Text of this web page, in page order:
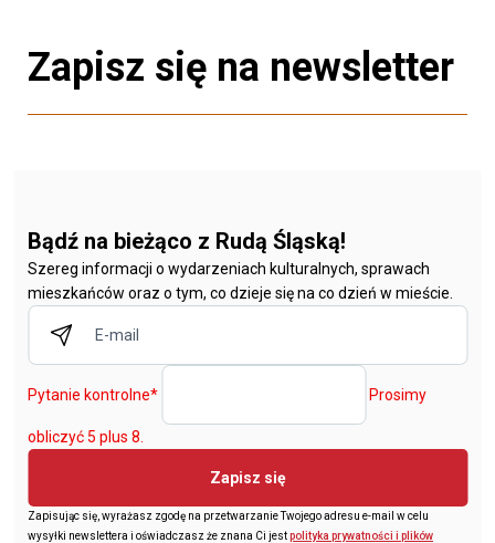
Zapisz się na newsletter
Bądź na bieżąco z Rudą Śląską!
Szereg informacji o wydarzeniach kulturalnych, sprawach
mieszkańców oraz o tym, co dzieje się na co dzień w mieście.
Pytanie kontrolne* Prosimy
obliczyć 5 plus 8.
Zapisz się
Zapisując się, wyrażasz zgodę na przetwarzanie Twojego adresu e-mail w celu
wysyłki newslettera i oświadczasz że znana Ci jestpolityka prywatności i plików